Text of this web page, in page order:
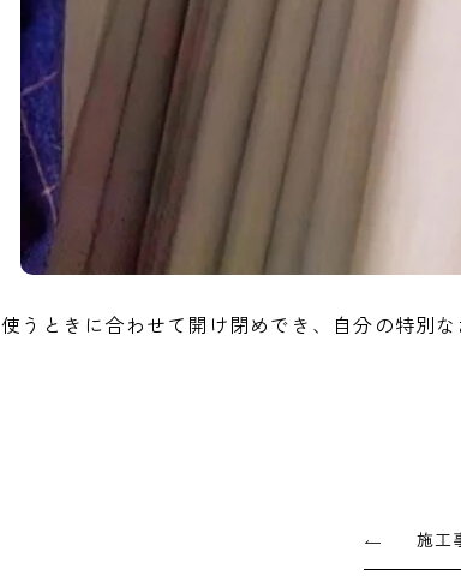
使うときに合わせて開け閉めでき、自分の特別
施工